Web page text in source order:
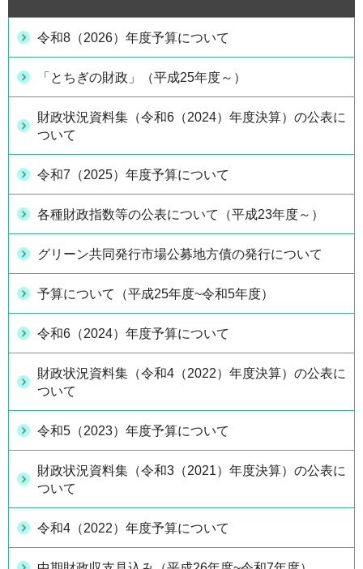
令和8（2026）年度予算について
「とちぎの財政」（平成25年度～）
財政状況資料集（令和6（2024）年度決算）の公表に
ついて
令和7（2025）年度予算について
各種財政指数等の公表について（平成23年度～）
グリーン共同発行市場公募地方債の発行について
予算について（平成25年度~令和5年度）
令和6（2024）年度予算について
財政状況資料集（令和4（2022）年度決算）の公表に
ついて
令和5（2023）年度予算について
財政状況資料集（令和3（2021）年度決算）の公表に
ついて
令和4（2022）年度予算について